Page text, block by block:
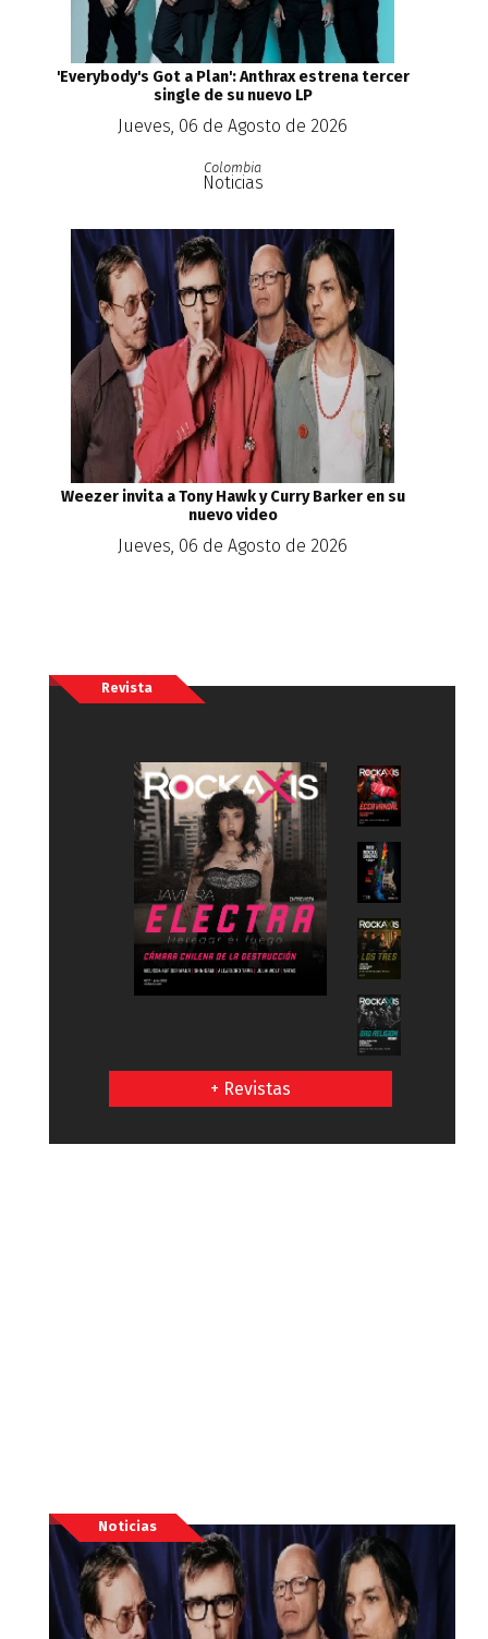
'Everybody's Got a Plan': Anthrax estrena tercer
single de su nuevo LP
Jueves, 06 de Agosto de 2026
Colombia
Noticias
Weezer invita a Tony Hawk y Curry Barker en su
nuevo video
Jueves, 06 de Agosto de 2026
Revista
+ Revistas
Noticias